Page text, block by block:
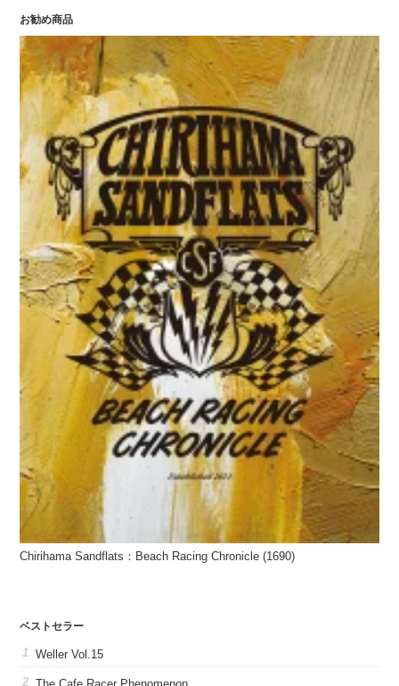
お勧め商品
Chirihama Sandflats：Beach Racing Chronicle (1690)
ベストセラー
Weller Vol.15